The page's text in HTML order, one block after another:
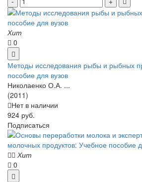
Хит
0
Методы исследования рыбы и рыбных
пособие для вузов
Николаенко О.А. ...
(2011)
Нет в наличии
924 руб.
Подписаться
Хит
0